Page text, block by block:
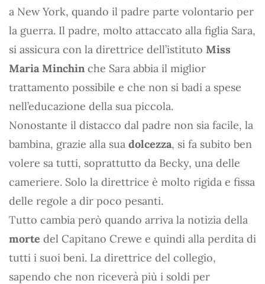
a New York, quando il padre parte volontario per
la guerra. Il padre, molto attaccato alla figlia Sara,
si assicura con la direttrice dell’istituto Miss
Maria Minchin che Sara abbia il miglior
trattamento possibile e che non si badi a spese
nell’educazione della sua piccola.
Nonostante il distacco dal padre non sia facile, la
bambina, grazie alla sua dolcezza, si fa subito ben
volere sa tutti, soprattutto da Becky, una delle
cameriere. Solo la direttrice è molto rigida e fissa
delle regole a dir poco pesanti.
Tutto cambia però quando arriva la notizia della
morte del Capitano Crewe e quindi alla perdita di
tutti i suoi beni. La direttrice del collegio,
sapendo che non riceverà più i soldi per